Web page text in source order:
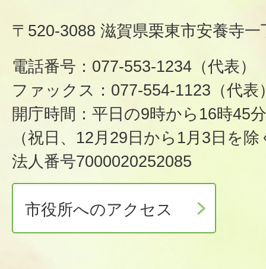
〒520-3088 滋賀県栗東市安養寺
電話番号：077-553-1234（代表）
ファックス：077-554-1123（代表
開庁時間：平日の9時から16時45分
（祝日、12月29日から1月3日を除
法人番号7000020252085
市役所へのアクセス